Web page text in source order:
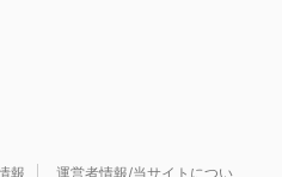
報 運営者情報/当サイトについ